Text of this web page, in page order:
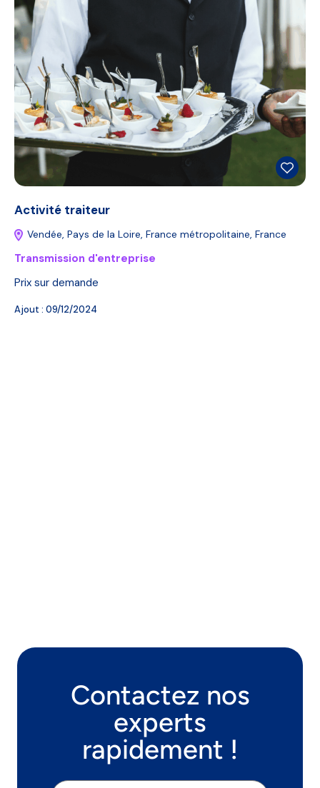
Activité traiteur
Vendée, Pays de la Loire, France métropolitaine, France
Transmission d'entreprise
Prix sur demande
Ajout : 09/12/2024
Contactez nos
experts
rapidement !